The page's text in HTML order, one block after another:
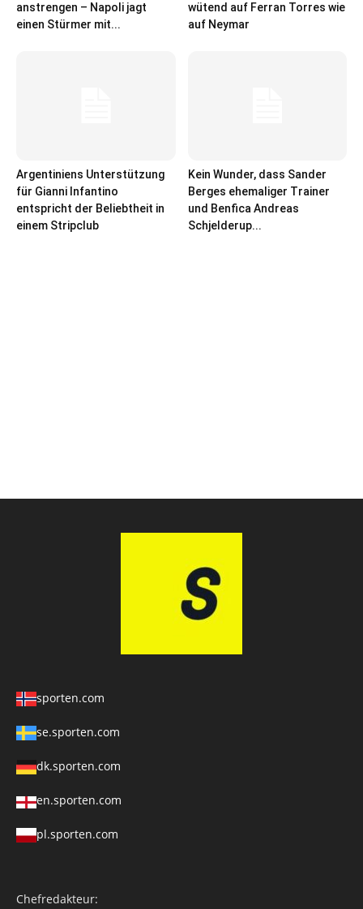
anstrengen – Napoli jagt
einen Stürmer mit...
wütend auf Ferran Torres wie
auf Neymar
Argentiniens Unterstützung
für Gianni Infantino
entspricht der Beliebtheit in
einem Stripclub
Kein Wunder, dass Sander
Berges ehemaliger Trainer
und Benfica Andreas
Schjelderup...
sporten.com
se.sporten.com
dk.sporten.com
en.sporten.com
pl.sporten.com
Chefredakteur: